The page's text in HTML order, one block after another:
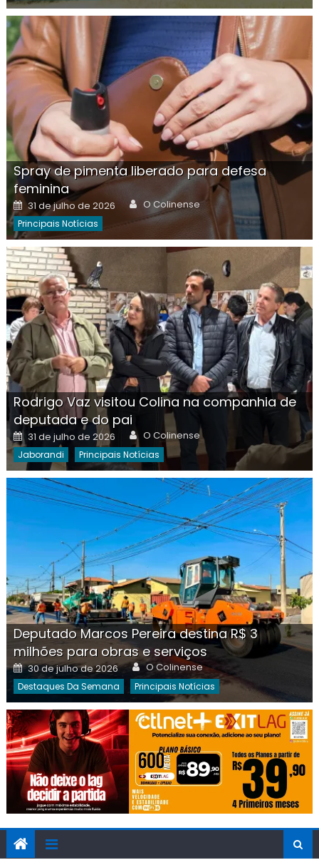
Spray de pimenta liberado para defesa
feminina
Posted
on
31 de julho de 2026 Author
O Colinense
Principais Notícias
Rodrigo Vaz visitou Colina na companhia de
deputada e do pai
Posted
on
31 de julho de 2026 Author
O Colinense
Jaborandi Principais Notícias
Deputado Marcos Pereira destina R$ 3
milhões para obras e serviços
Posted
on
30 de julho de 2026 Author
O Colinense
Destaques Da Semana Principais Notícias